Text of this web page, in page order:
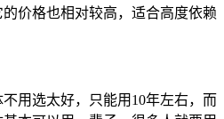
价格也相对较高，适合高度依赖
用选太好，只能用10年左右，而